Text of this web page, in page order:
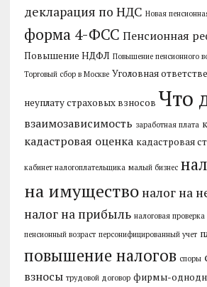
декларация по НДС Новая
форма 4-ФСС Пенсионная
Повышение НДФЛ Повышение пенсионного
Торговый сбор в Москве Уголовная
неуплату страховых взносов Что
взаимозависимость заработная плата
кадастровая оценка кадастровая
кабинет налогоплательщика малый бизнес
на имущество налог на
налог на прибыль налоговая проверка
пенсионный возраст персонифицированный учет
повышение налогов споры
взносы трудовой договор фирмы-